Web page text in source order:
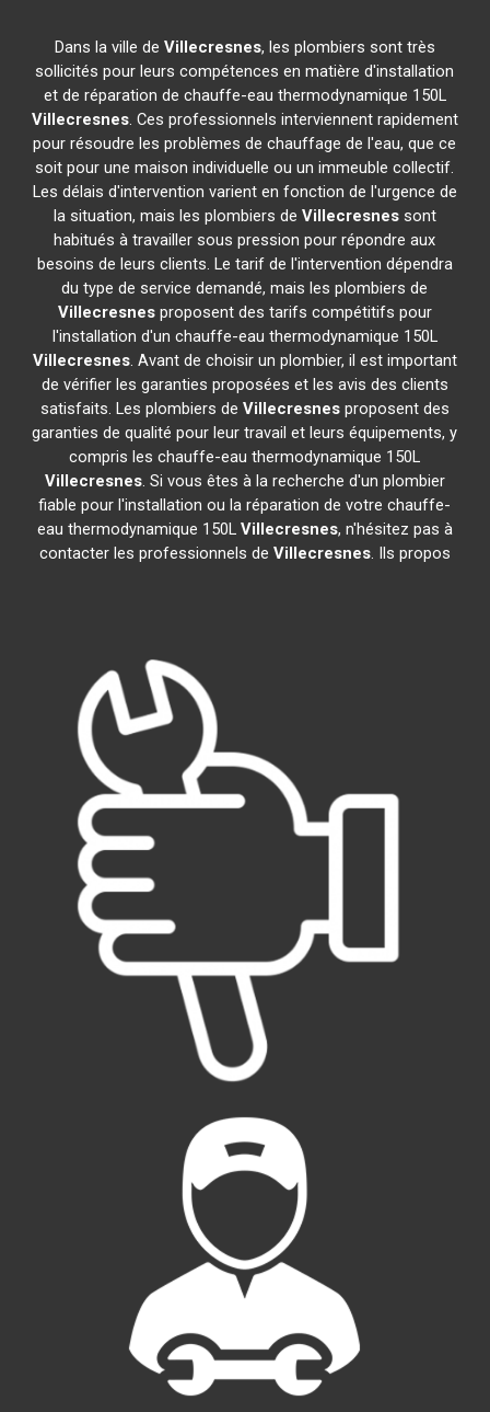
Dans la ville de Villecresnes, les plombiers sont très
sollicités pour leurs compétences en matière d'installation
et de réparation de chauffe-eau thermodynamique 150L
Villecresnes. Ces professionnels interviennent rapidement
pour résoudre les problèmes de chauffage de l'eau, que ce
soit pour une maison individuelle ou un immeuble collectif.
Les délais d'intervention varient en fonction de l'urgence de
la situation, mais les plombiers de Villecresnessont
habitués à travailler sous pression pour répondre aux
besoins de leurs clients. Le tarif de l'intervention dépendra
du type de service demandé, mais les plombiers de
Villecresnesproposent des tarifs compétitifs pour
l'installation d'un chauffe-eau thermodynamique 150L
Villecresnes. Avant de choisir un plombier, il est important
de vérifier les garanties proposées et les avis des clients
satisfaits. Les plombiers de Villecresnesproposent des
garanties de qualité pour leur travail et leurs équipements, y
compris les chauffe-eau thermodynamique 150L
Villecresnes. Si vous êtes à la recherche d'un plombier
fiable pour l'installation ou la réparation de votre chauffe-
eau thermodynamique 150L Villecresnes, n'hésitez pas à
contacter les professionnels de Villecresnes. Ils propos